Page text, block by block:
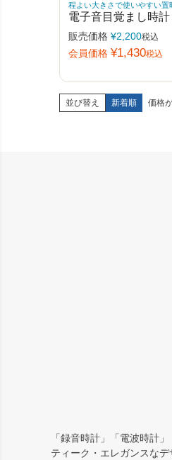
程よい大きさで使いやすい置
電子音目覚まし時
販売価格 ¥2,200税込
会員価格 ¥1,430税込
並び替え 新着順 価格
「録音時計」「電波時計
ティーク・エレガンスな